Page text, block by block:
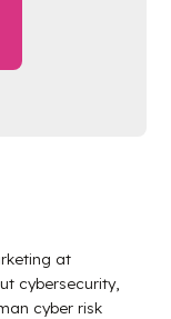
at
cybersecurity,
cyber risk